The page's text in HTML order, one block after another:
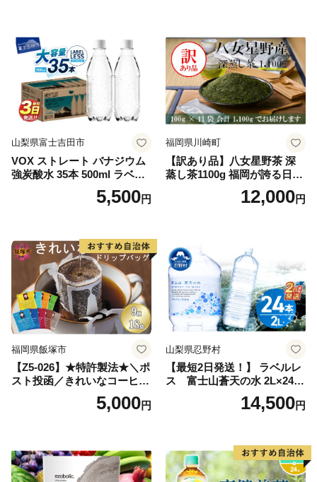
山梨県富士吉田市
VOX ストレート バナジウム
強炭酸水 35本 500ml ラベル
レス【富士吉田市限定カート
5,500円
福岡県川崎町
【訳あり品】八女星野茶 深
蒸し茶1100g 福岡が誇る日本
茶_ 訳アリ 常温 お茶 茶袋 常
備品 おちゃ ocha 茶葉 緑茶
小分け お土産 お取り寄せ グ
ルメ 福岡 九州 福岡県 国産
日本 ふかむし茶 ふかむし 家
庭用 自宅用 ちゃ りょくちゃ
ふかむしちゃ 急須 甘み 川崎
町 送料無料
12,000円
福岡県飯塚市
【Z5-026】★特許製法★＼ポ
スト投函／きれいなコーヒー
ドリップバッグ9種セット(18
袋)ゆうパケットでお届け！
5,000円
山梨県忍野村
【最短2日発送！】 ラベルレ
ス 富士山蒼天の水 2L×24本
（4ケース）※離島不可 天然
水 ミネラルウォーター 水 ペ
産 シリカ ミネラル 美容 備蓄
防災 長期保存 富士山 山梨県
忍野村
14,500円